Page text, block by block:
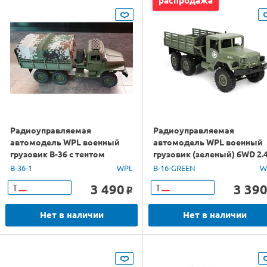
Радиоуправляемая
автомодель WPL военный
грузовик B-36 с тентом
(зеленый) 6WD 2.4G 1/16 RTR
B-36-1 WPL
Т 3 490 o
Нет в наличии
Радиоуправляемая
автомодель WPL военный
грузовик (зеленый) 6WD
1/16 RTR
B-16-GREEN
Т 3 390
Нет в наличии